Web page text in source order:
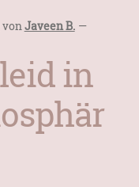
vonJaveen B. —
in